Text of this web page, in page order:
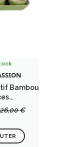
Bambou
€